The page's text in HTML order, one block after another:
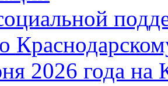
2026 года на